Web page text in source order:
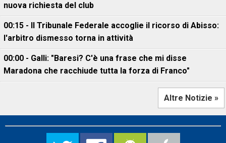
nuova richiesta del club
00:15 - Il Tribunale Federale accoglie il ricorso di Abisso:
l'arbitro dismesso torna in attività
00:00 - Galli: "Baresi? C'è una frase che mi disse
Maradona che racchiude tutta la forza di Franco"
Altre Notizie »